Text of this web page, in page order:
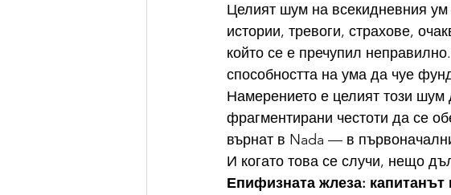
Целият шум на всекидневния
истории, тревоги, страхове,
който се е пречупил
способността на ума да чуе
Намерението е целият този шум
фрагментирани честоти да се
върнат в Nada — в
И когато това се случи, нещо
Епифизната жлеза: капитанът